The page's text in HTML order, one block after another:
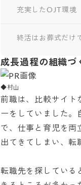
充実したOJT環境
終活はお葬式だけ
成長過程の組織づ
◆村山
前職は、比較サイト
ーをしていました。
で、仕事と育児を両
出てきてしまい、転
転職先を探している